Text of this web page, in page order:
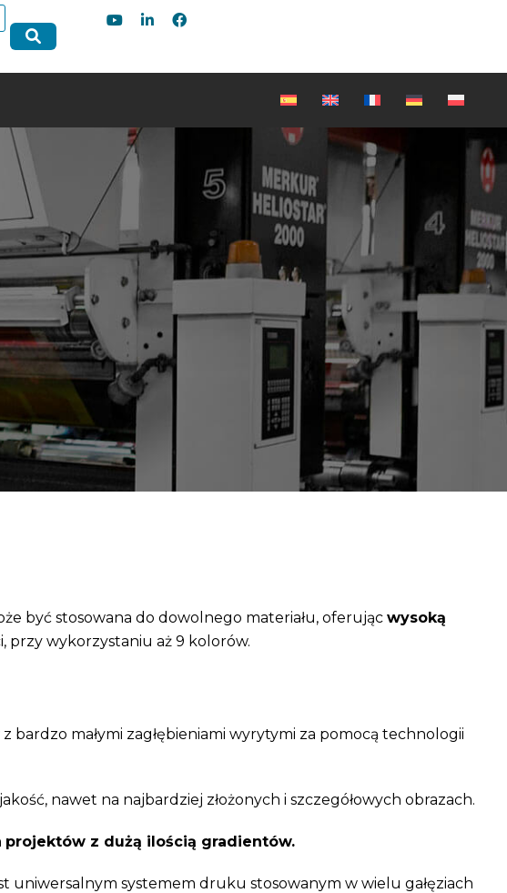
być stosowana do dowolnego materiału, oferując wysoką
przy wykorzystaniu aż 9 kolorów.
małymi zagłębieniami wyrytymi za pomocą technologii
nawet na najbardziej złożonych i szczegółowych obrazach.
projektów z dużą ilością gradientów.
uniwersalnym systemem druku stosowanym w wielu gałęziach